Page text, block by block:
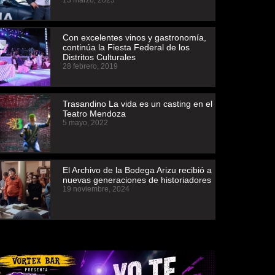
Con excelentes vinos y gastronomía,
continúa la Fiesta Federal de los
Distritos Culturales
28 febrero, 2019
Trasandino La vida es un casting en el
Teatro Mendoza
5 mayo, 2022
El Archivo de la Bodega Arizu recibió a
nuevas generaciones de historiadores
19 noviembre, 2024